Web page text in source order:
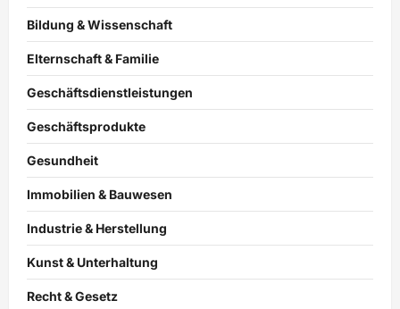
Bildung & Wissenschaft
Elternschaft & Familie
Geschäftsdienstleistungen
Geschäftsprodukte
Gesundheit
Immobilien & Bauwesen
Industrie & Herstellung
Kunst & Unterhaltung
Recht & Gesetz